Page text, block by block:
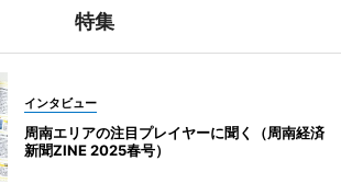
特集
インタビュー
周南エリアの注目プレイヤーに聞く（周南経済
新聞ZINE 2025春号）